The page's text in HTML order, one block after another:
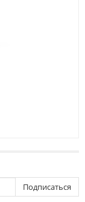
Подписаться